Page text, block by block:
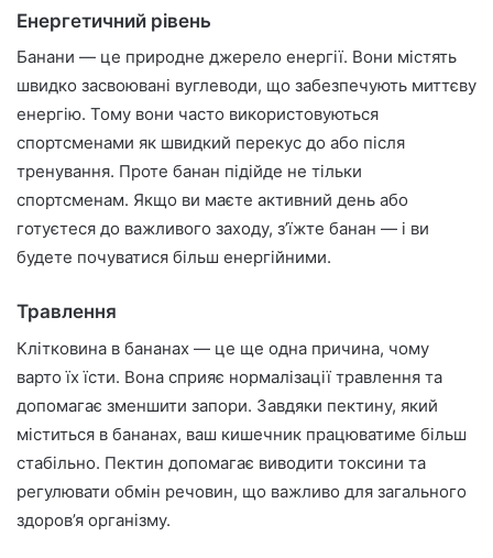
Енергетичний рівень
Банани — це природне джерело енергії. Вони містять
швидко засвоювані вуглеводи, що забезпечують миттєву
енергію. Тому вони часто використовуються
спортсменами як швидкий перекус до або після
тренування. Проте банан підійде не тільки
спортсменам. Якщо ви маєте активний день або
готуєтеся до важливого заходу, з’їжте банан — і ви
будете почуватися більш енергійними.
Травлення
Клітковина в бананах — це ще одна причина, чому
варто їх їсти. Вона сприяє нормалізації травлення та
допомагає зменшити запори. Завдяки пектину, який
міститься в бананах, ваш кишечник працюватиме більш
стабільно. Пектин допомагає виводити токсини та
регулювати обмін речовин, що важливо для загального
здоров’я організму.